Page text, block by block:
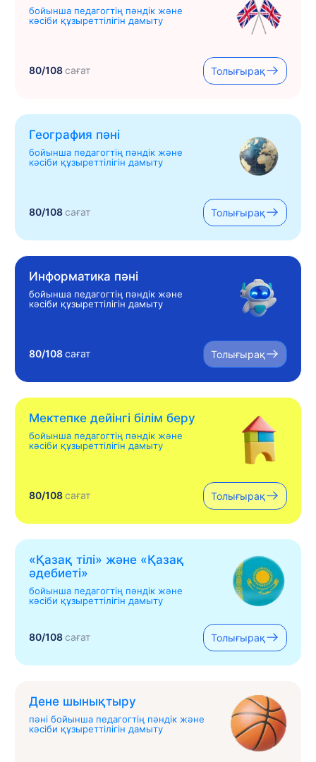
бойынша педагогтің пәндік және
кәсіби құзыреттілігін дамыту
80/108сағат Толығырақ
География пәні
бойынша педагогтің пәндік және
кәсіби құзыреттілігін дамыту
80/108сағат Толығырақ
Информатика пәні
бойынша педагогтің пәндік және
кәсіби құзыреттілігін дамыту
80/108сағат Толығырақ
Мектепке дейінгі білім беру
бойынша педагогтің пәндік және
кәсіби құзыреттілігін дамыту
80/108сағат Толығырақ
«Қазақ тілі» жəне «Қазақ
əдебиеті»
бойынша педагогтің пәндік және
кәсіби құзыреттілігін дамыту
80/108сағат Толығырақ
Дене шынықтыру
пәні бойынша педагогтің пәндік және
кәсіби құзыреттілігін дамыту